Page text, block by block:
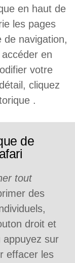
en haut de
les pages
de navigation,
en
votre
cliquez
.
de
tout
des
droit et
appuyez sur
effacer les